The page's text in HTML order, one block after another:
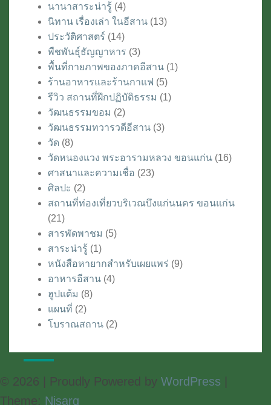
นานาสาระน่ารู้ (4)
นิทาน เรื่องเล่า ในอีสาน (13)
ประวัติศาสตร์ (14)
พืชพันธุ์ธัญญาหาร (3)
พื้นที่กายภาพของภาคอีสาน (1)
ร้านอาหารและร้านกาแฟ (5)
รีวิว สถานที่ฝึกปฏิบัติธรรม (1)
วัฒนธรรมขอม (2)
วัฒนธรรมทวารวดีอีสาน (3)
วัด (8)
วัดหนองแวง พระอารามหลวง ขอนแก่น (16)
ศาสนาและความเชื่อ (23)
ศิลปะ (2)
สถานที่ท่องเที่ยวบริเวณบึงแก่นนคร ขอนแก่น
(21)
สารพัดพาชม (5)
สาระน่ารู้ (1)
หนังสือหายากสำหรับเผยแพร่ (9)
อาหารอีสาน (4)
ฮูปแต้ม (8)
แผนที่ (2)
โบราณสถาน (2)
© 2026 Proudly Powered by WordPress
Theme: Nisarg